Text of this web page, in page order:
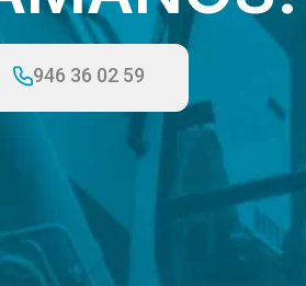
946 36 02 59